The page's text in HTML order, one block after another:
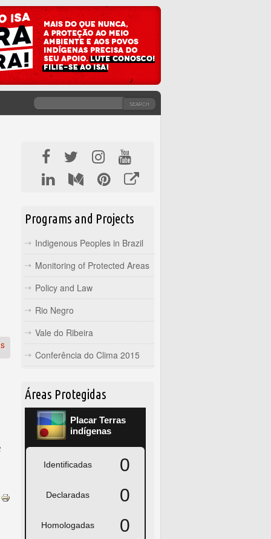
SEARCH FORM
SEARCH
Programs and Projects
Indigenous Peoples in Brazil
Monitoring of Protected Areas
Policy and Law
Rio Negro
Vale do Ribeira
Conferência do Clima 2015
Áreas Protegidas